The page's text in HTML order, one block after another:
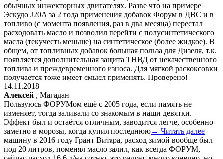
обычных инжекторных двигателях. Разве что на примере
Эскудо J20A за 2 года применения добавок Форум в ДВС и в
топливо (с момента появления, раз в два месяца) перестал
расходовать масло и позволил перейти с полусинтетического
масла (текучесть меньше) на синтетическое (более жидкое). В
общем, от топливных добавок большая польза для Дизеля, т.к.
появляется дополнительная защита ТНВД от некачественного
топлива и преждевременного износа. Для мягкой раскоксовки
получается тоже имеет смысл применять. Проверено!
14.11.2018
Алексей , Магадан
Пользуюсь ФОРУМом ещё с 2005 года, если память не
изменяет, тогда заливали со знакомым в наши девятки.
Эффект был и остаётся отличным, заводится легче, особенно
заметно в морозы, когда купил последнюю→ Читать далее
машину в 2016 году Грант Витара, расход зимой вообще был
под 20 литров, поменял масло залил, как всегда ФОРУМ,